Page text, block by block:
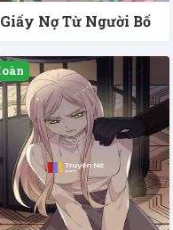
Giấy Nợ Từ Người Bố